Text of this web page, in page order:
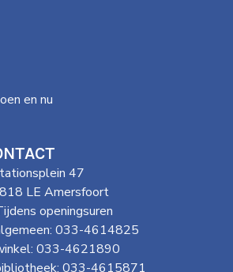
en nu
47
LE Amersfoort
openingsuren
033-4614825
033-4621890
033-4615871